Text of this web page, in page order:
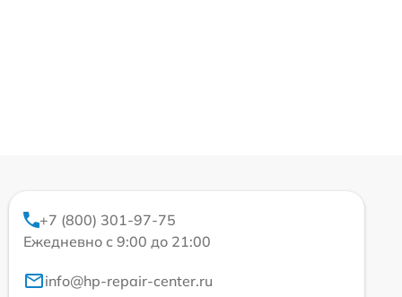
+7 (800) 301-97-75
Ежедневно с 9:00 до 21:00
info@hp-repair-center.ru